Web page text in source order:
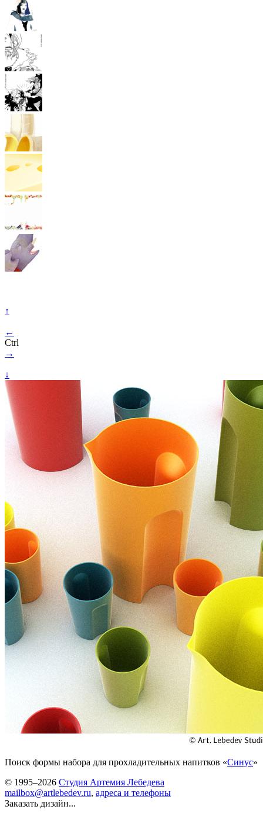
↑
←
Ctrl
→
↓
Поиск формы набора для прохладительных напитков «Синус»
© 1995–2026 Студия Артемия Лебедева
mailbox@artlebedev.ru, адреса и телефоны
Заказать дизайн...